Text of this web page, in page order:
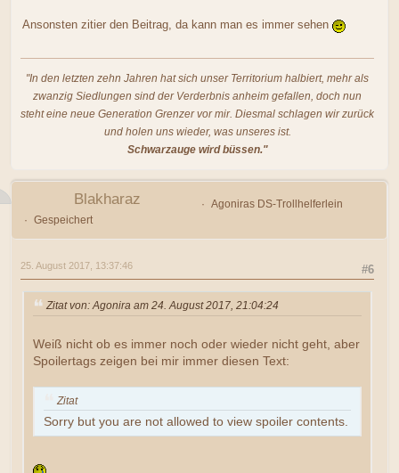
Ansonsten zitier den Beitrag, da kann man es immer sehen
"In den letzten zehn Jahren hat sich unser Territorium halbiert, mehr als
zwanzig Siedlungen sind der Verderbnis anheim gefallen, doch nun
steht eine neue Generation Grenzer vor mir. Diesmal schlagen wir zurück
und holen uns wieder, was unseres ist.
Schwarzauge wird büssen."
Blakharaz
Agoniras DS-Trollhelferlein
Gespeichert
#6
25. August 2017, 13:37:46
Zitat von: Agonira am 24. August 2017, 21:04:24
Weiß nicht ob es immer noch oder wieder nicht geht, aber
Spoilertags zeigen bei mir immer diesen Text:
Zitat
Sorry but you are not allowed to view spoiler contents.